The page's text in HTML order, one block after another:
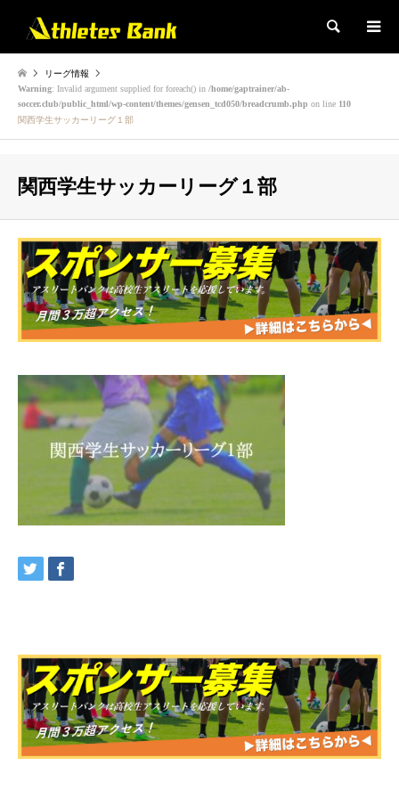
検索
リーグ情報
Warning: Invalid argument supplied for foreach() in /home/gaptrainer/ab-
soccer.club/public_html/wp-content/themes/gensen_tcd050/breadcrumb.php on line 110
関西学生サッカーリーグ１部
関西学生サッカーリーグ１部